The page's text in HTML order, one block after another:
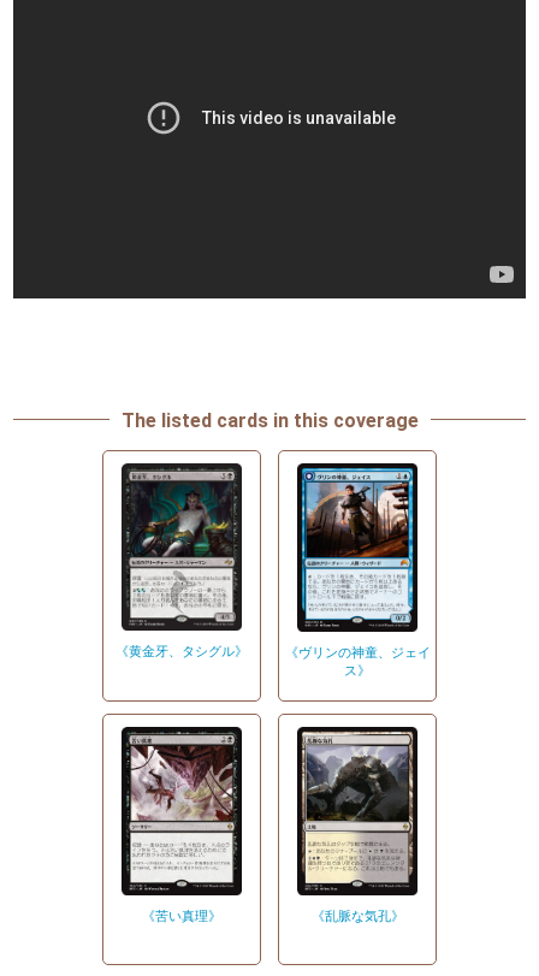
The listed cards in this coverage
《黄金牙、タシグル》
《ヴリンの神童、ジェイ
ス》
《苦い真理》 《乱脈な気孔》